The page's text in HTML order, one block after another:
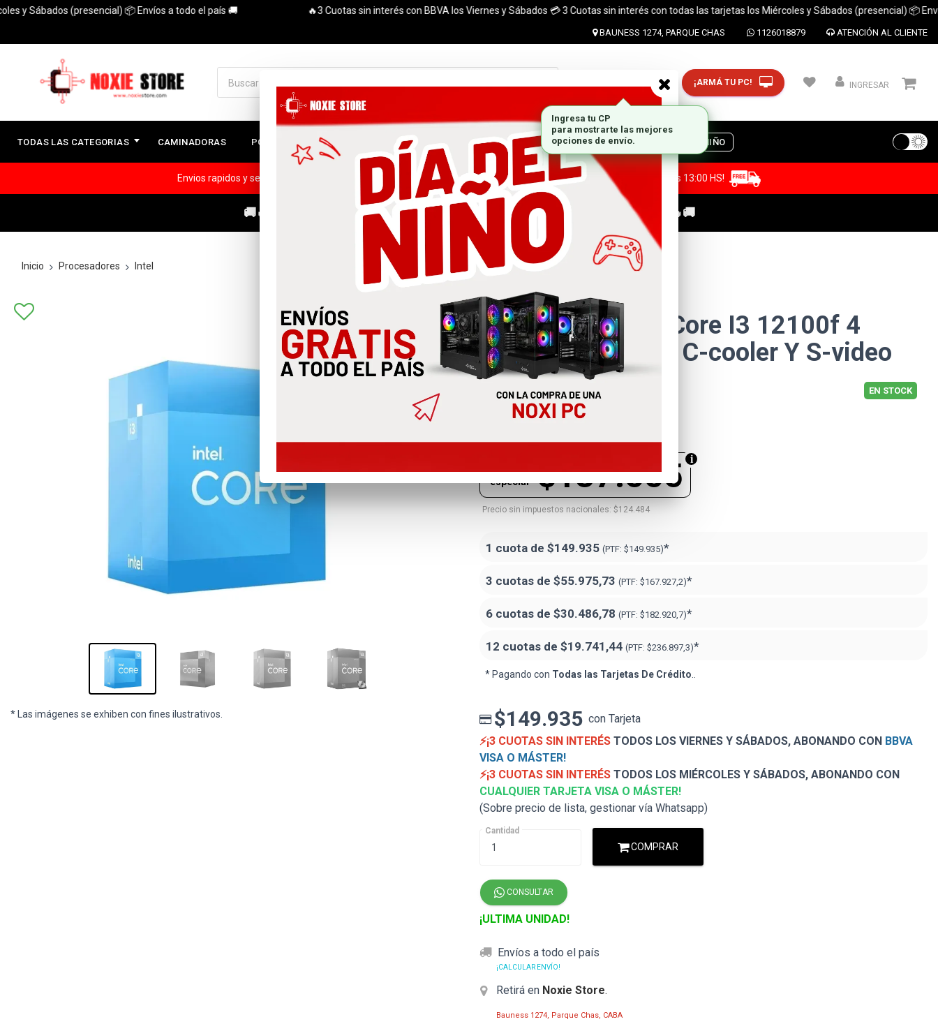
(presencial) 📦 Envíos a todo el país 🚚 🔥3 Cuotas sin interés con BBVA los Viernes y Sábados 💳 3 Cuotas sin interés con todas las tarjetas los Miércoles y Sábados (presencial) 📦 Envíos a
BAUNESS 1274, PARQUE CHAS 1126018879 ATENCIÓN AL CLIENTE
Ingresar CP y ciudad ¡ARMÁ TU PC! INGRESAR
TODAS LAS CATEGORIAS CAMINADORAS PC ARMADAS GABINETES PLACAS DE VIDEO MARCAS DIA DEL NIÑO
Envios rapidos y seguros a todo el pais. ¡ Envios en el dia (CABA y Al rededores) Acreditando tu compra antes de las 13:00 HS!
🚚🔥ENVÍOS GRATIS A TODO EL PAÍS CON LA COMPRA DE UNA PC GAMER🔥🚚
Inicio Procesadores Intel
* Las imágenes se exhiben con fines ilustrativos.
Procesador Intel Core I3 12100f 4
Nucleos Lga1700 C-cooler Y S-video
EN STOCK
$137.555
Precio
especial
Precio sin impuestos nacionales: $124.484
1 cuota de $149.935 (PTF: $149.935)*
3 cuotas de $55.975,73 (PTF: $167.927,2)*
6 cuotas de $30.486,78 (PTF: $182.920,7)*
12 cuotas de $19.741,44 (PTF: $236.897,3)*
* Pagando con Todas las Tarjetas De Crédito..
$149.935 con Tarjeta
⚡¡3 CUOTAS SIN INTERÉS TODOS LOS VIERNES Y SÁBADOS, ABONANDO CON BBVA
VISA O MÁSTER!
⚡¡3 CUOTAS SIN INTERÉS TODOS LOS MIÉRCOLES Y SÁBADOS, ABONANDO CON
CUALQUIER TARJETA VISA O MÁSTER!
(Sobre precio de lista, gestionar vía Whatsapp)
Cantidad
COMPRAR
CONSULTAR
¡ULTIMA UNIDAD!
Envíos a todo el país
¡CALCULAR ENVÍO!
Retirá en Noxie Store.
Bauness 1274, Parque Chas, CABA